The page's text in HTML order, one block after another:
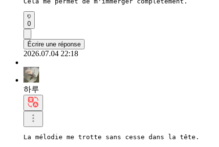
0
Écrire une réponse
2026.07.04 22:18
하루
La mélodie me trotte sans cesse dans la tête.